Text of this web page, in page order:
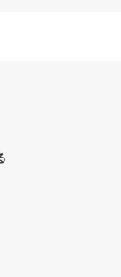
感染のその他の問題
スプレイ交換
ード修理
損
にない、よく分からな
しても反応が無い
音がする
ンが動かない